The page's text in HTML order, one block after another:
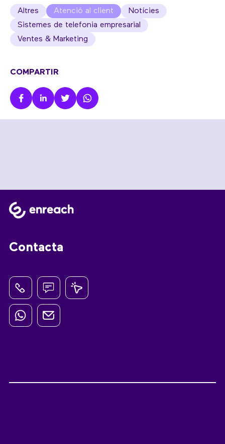
Altres Atenció al client
Notícies
Sistemes de telefonia empresarial
Ventes & Marketing
COMPARTIR
Contacta